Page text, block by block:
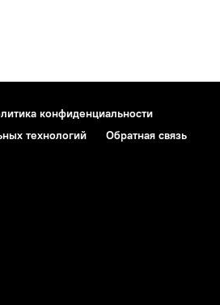
конфиденциальности
технологий Обратная связь